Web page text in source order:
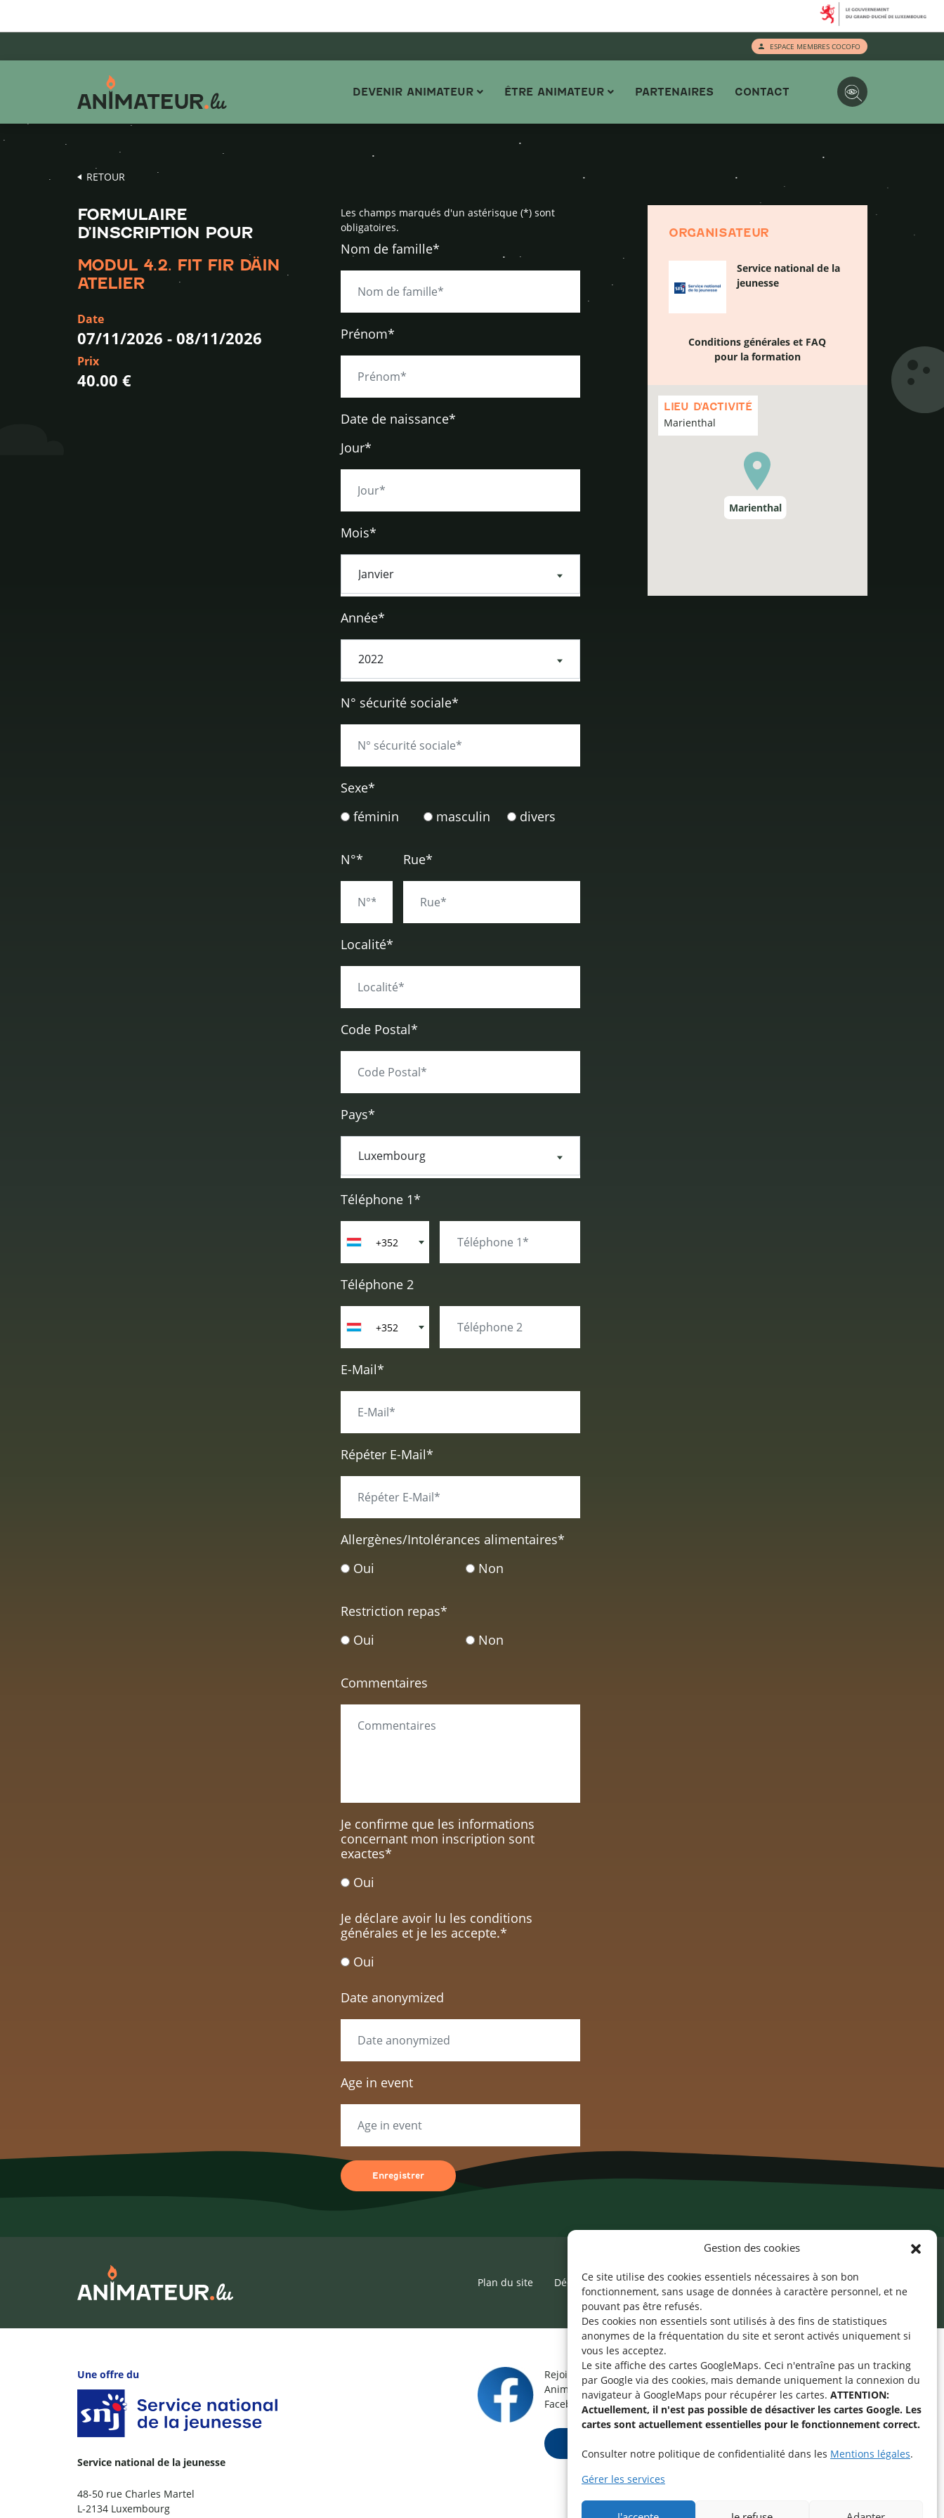
Gestion des cookies
Ce site utilise des cookies essentiels nécessaires à son bon
fonctionnement, sans usage de données à caractère personnel, et ne
pouvant pas être refusés.
Des cookies non essentiels sont utilisés à des fins de statistiques
anonymes de la fréquentation du site et seront activés uniquement si
vous les acceptez.
Le site affiche des cartes GoogleMaps. Ceci n'entraîne pas un tracking
par Google via des cookies, mais demande uniquement la connexion du
navigateur à GoogleMaps pour récupérer les cartes. ATTENTION:
Actuellement, il n'est pas possible de désactiver les cartes Google. Les
cartes sont actuellement essentielles pour le fonctionnement correct.
Consulter notre politique de confidentialité dans les Mentions légales.
Gérer les services
menu
contenu
pied
page
ESPACE MEMBRES COCOFO
DEVENIR ANIMATEUR ÊTRE ANIMATEUR PARTENAIRES CONTACT
RETOUR
FORMULAIRE
D’INSCRIPTION POUR
MODUL 4.2. FIT FIR DÄIN
ATELIER
Date
07/11/2026 - 08/11/2026
Prix
40.00 €
Les champs marqués d'un astérisque (*) sont
obligatoires.
Nom de famille*
Prénom*
Date de naissance*
Jour*
Mois*
Année*
N° sécurité sociale*
Sexe*
féminin
masculin divers
N°* Rue*
Localité*
Code Postal*
Pays*
Téléphone 1*
+352
Téléphone 2
+352
E-Mail*
Répéter E-Mail*
Allergènes/Intolérances alimentaires*
Oui
Non
Restriction repas*
Oui
Non
Commentaires
Je confirme que les informations
concernant mon inscription sont
exactes*
Oui
Je déclare avoir lu les conditions
générales et je les accepte.*
Oui
Date anonymized
Age in event
ORGANISATEUR
Service national de la
jeunesse
Conditions générales et FAQ
pour la formation
LIEU D'ACTIVITÉ
Marienthal
Passer
carte
Marienthal
Plan du site Déclaration d’accessibilité Mentions légales ©2026 SNJ
Une offre du
Service national de la jeunesse
48-50 rue Charles Martel
L-2134 Luxembourg
Rejoignez le groupe « Aide-Animateur /
Animateur / Aide-Technique » sur
Facebook.